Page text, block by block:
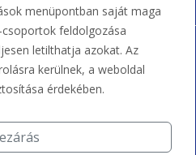
menüpontban saját maga
feldolgozása
letilthatja azokat. Az
kerülnek, a weboldal
érdekében.